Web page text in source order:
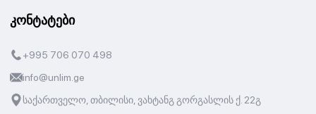
კონტატები
+995 706 070 498
info@unlim.ge
საქართველო, თბილისი, ვახტანგ გორგასლის ქ. 22გ